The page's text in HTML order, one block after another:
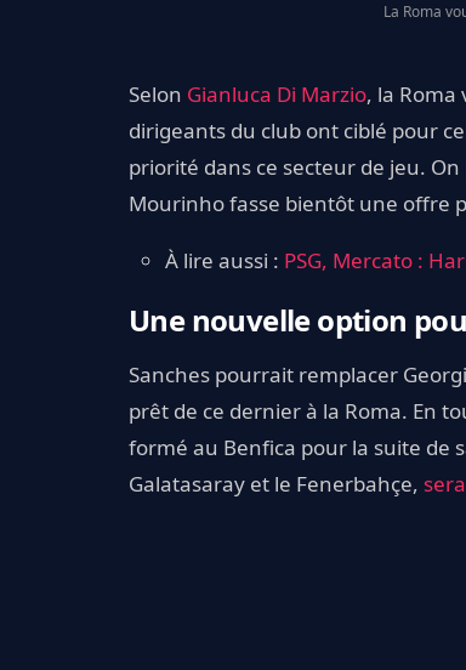
La Roma
Selon Gianluca Di Marzio, la
dirigeants du club ont ciblé pour
priorité dans ce secteur de jeu. On
Mourinho fasse bientôt une offre
À lire aussi : PSG, Mercato :
Une nouvelle option
Sanches pourrait remplacer
prêt de ce dernier à la Roma. En
formé au Benfica pour la suite de
Galatasaray et le Fenerbahçe,